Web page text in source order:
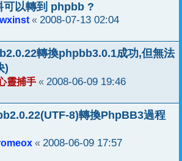
可以轉到 phpbb ?
« 2008-07-13 02:04
轉換phpbb3.0.1成功,但無法
)
靈捕手 « 2008-06-09 19:46
8)轉換PhpBB3過程
« 2008-06-09 17:57